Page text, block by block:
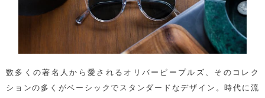
数多くの著名人から愛されるオリバーピープルズ、そのコレク
ションの多くがベーシックでスタンダードなデザイン。時代に流